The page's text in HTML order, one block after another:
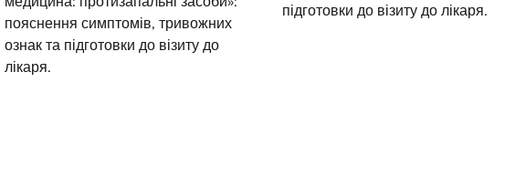
пояснення симптомів, тривожних
ознак та підготовки до візиту до
лікаря.
підготовки до візиту до лікаря.